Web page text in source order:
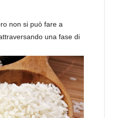
non si può fare a
una fase di